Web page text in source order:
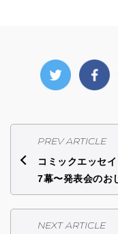
PREV ARTICLE
コミックエッセ
7幕〜発表会の
NEXT ARTICLE